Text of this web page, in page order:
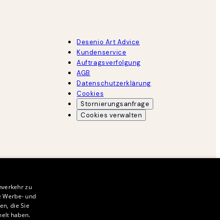
Desenio Art Advice
Kundenservice
Auftragsverfolgung
AGB
Datenschutzerklärung
Cookies
Stornierungsanfrage
Cookies verwalten
zu
Werbe- und
die Sie
haben.